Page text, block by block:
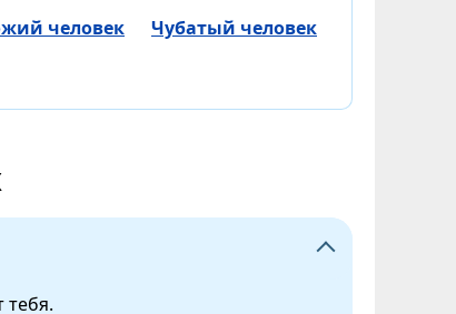
человек
Чубатый человек
тебя.